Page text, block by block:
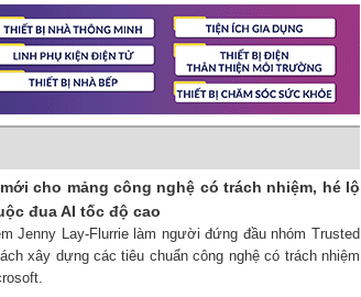
cho mảng công nghệ có trách nhiệm, hé lộ
đua AI tốc độ cao
Jenny Lay-Flurrie làm người đứng đầu nhóm Trusted
xây dựng các tiêu chuẩn công nghệ có trách nhiệm